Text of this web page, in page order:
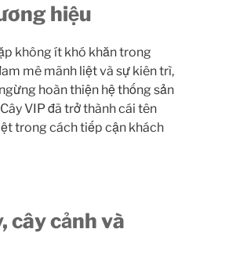
hiệu
không ít khó khăn trong
mê mãnh liệt và sự kiên trì,
hoàn thiện hệ thống sản
VIP đã trở thành cái tên
trong cách tiếp cận khách
cây cảnh và